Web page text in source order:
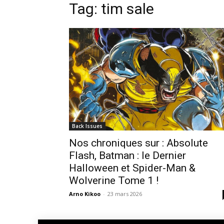
Tag: tim sale
Back Issues
Nos chroniques sur : Absolute
Flash, Batman : le Dernier
Halloween et Spider-Man &
Wolverine Tome 1 !
Arno Kikoo - 23 mars 2026